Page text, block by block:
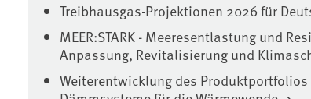
Treibhausgas-Projektionen 2026 für
MEER:STARK - Meeresentlastung und
Anpassung, Revitalisierung und
Weiterentwicklung des